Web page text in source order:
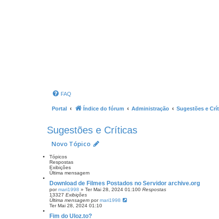
FAQ
Portal Índice do fórum Administração Sugestões e
Sugestões e Críticas
Novo Tópico
Tópicos
Respostas
Exibições
Última mensagem
Download de Filmes Postados no Servidor archive.org
pormari1998 » Ter Mai 28, 2024 01:100 Respostas
13327 Exibições
Última mensagem pormari1998
Ter Mai 28, 2024 01:10
Fim do Uloz.to?